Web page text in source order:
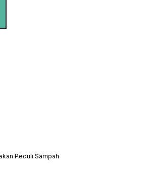
Peduli Sampah